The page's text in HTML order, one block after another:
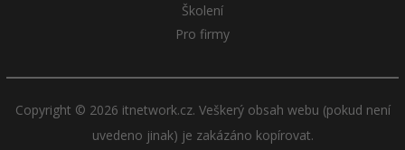
Školení
Pro firmy
Copyright © 2026 itnetwork.cz. Veškerý obsah webu (pokud není
uvedeno jinak) je zakázáno kopírovat.